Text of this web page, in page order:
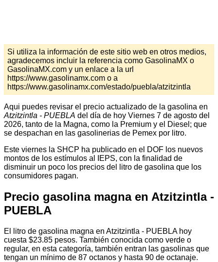
Si utiliza la información de este sitio web en otros medios,
agradecemos incluir la referencia como GasolinaMX o
GasolinaMX.com y un enlace a la url
https://www.gasolinamx.com o a
https://www.gasolinamx.com/estado/puebla/atzitzintla
Aqui puedes revisar el precio actualizado de la gasolina en
Atzitzintla - PUEBLA del día de hoy Viernes 7 de agosto del
2026, tanto de la Magna, como la Premium y el Diesel; que
se despachan en las gasolinerias de Pemex por litro.
Este viernes la SHCP ha publicado en el DOF los nuevos
montos de los estímulos al IEPS, con la finalidad de
disminuir un poco los precios del litro de gasolina que los
consumidores pagan.
Precio gasolina magna en Atzitzintla -
PUEBLA
El litro de gasolina magna en Atzitzintla - PUEBLA hoy
cuesta $23.85 pesos. También conocida como verde o
regular, en esta categoría, también entran las gasolinas que
tengan un mínimo de 87 octanos y hasta 90 de octanaje.